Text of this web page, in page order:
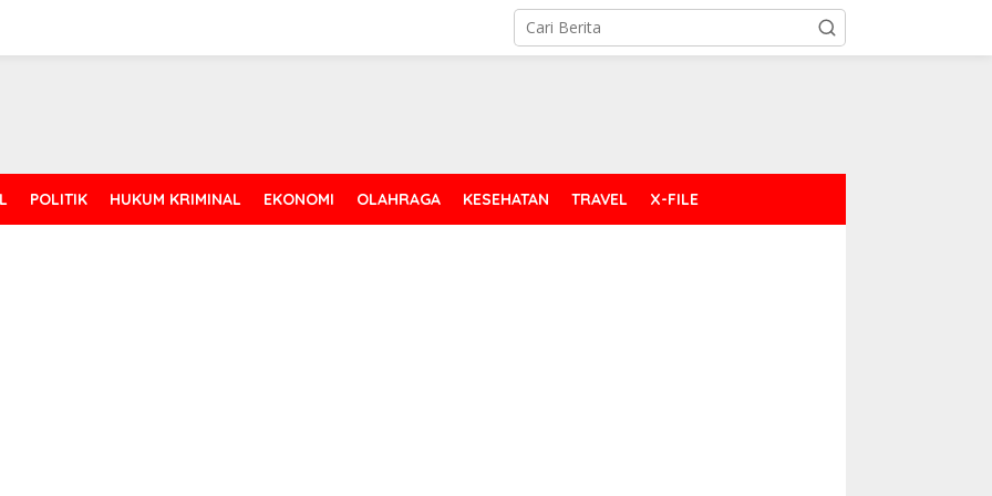
POLITIK HUKUM KRIMINAL EKONOMI OLAHRAGA KESEHATAN TRAVEL X-FILE